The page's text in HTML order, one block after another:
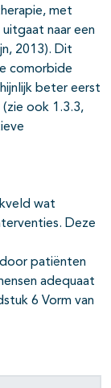
met
naar een
2013). Dit
comorbide
beter eerst
ook 1.3.3,
wat
Deze
patiënten
adequaat
6 Vorm van